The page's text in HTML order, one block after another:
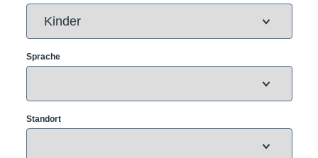
Sprache
Standort